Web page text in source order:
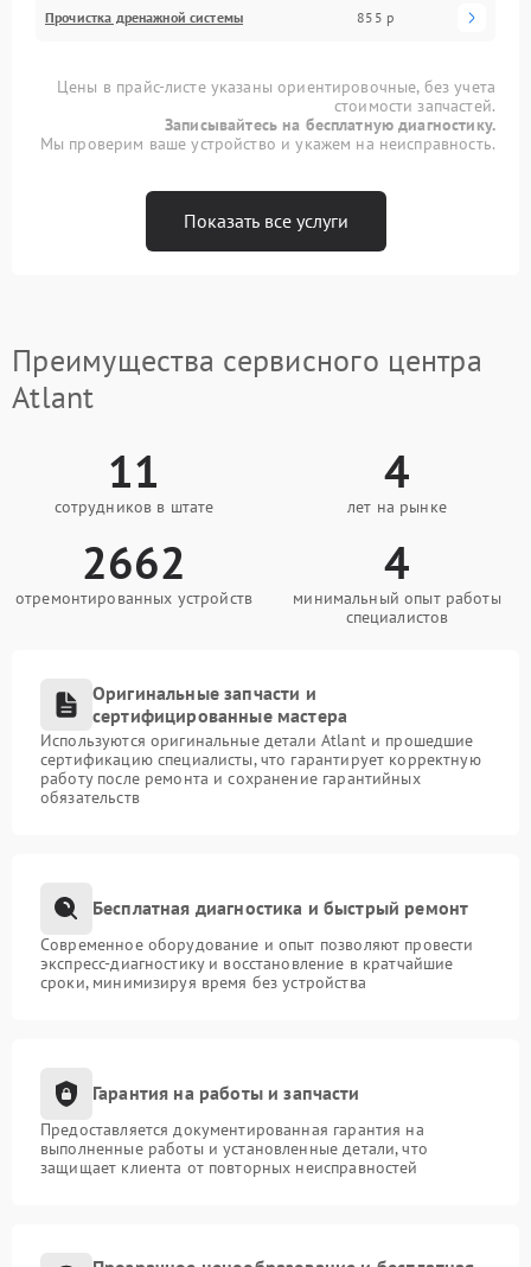
Прочистка дренажной системы 855 р
Цены в прайс-листе указаны ориентировочные, без учета
стоимости запчастей.
Записывайтесь на бесплатную диагностику.
Мы проверим ваше устройство и укажем на неисправность.
Показать все услуги
Преимущества сервисного центра
Atlant
11
сотрудников в штате
4
лет на рынке
2662
отремонтированных устройств
4
минимальный опыт работы
специалистов
Оригинальные запчасти и
сертифицированные мастера
Используются оригинальные детали Atlant и прошедшие
сертификацию специалисты, что гарантирует корректную
работу после ремонта и сохранение гарантийных
обязательств
Бесплатная диагностика и быстрый ремонт
Современное оборудование и опыт позволяют провести
экспресс-диагностику и восстановление в кратчайшие
сроки, минимизируя время без устройства
Гарантия на работы и запчасти
Предоставляется документированная гарантия на
выполненные работы и установленные детали, что
защищает клиента от повторных неисправностей